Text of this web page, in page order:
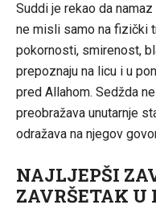
Suddi je rekao da
ne misli samo na fizički
pokornosti, smirenost,
prepoznaju na licu i u
pred Allahom. Sedžda
preobražava unutarnje
odražava na njegov
NAJLJEPŠI
ZAVRŠETAK U